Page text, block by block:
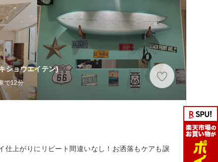
ショウエイテン)
で12分
上がりにリピート間違いなし！お洒落もケアも譲